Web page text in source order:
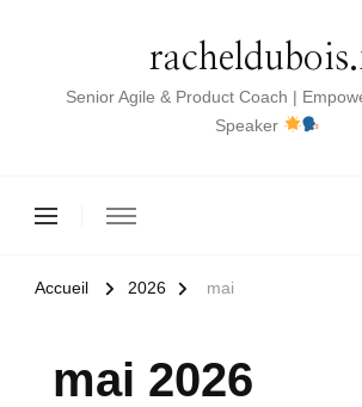
Senior Agile & Product Coach |
Speaker
Accueil 2026 mai
mai 2026